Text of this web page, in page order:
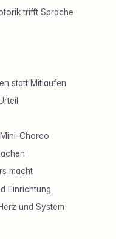
trifft Sprache
statt Mitlaufen
Choreo
macht
Einrichtung
und System